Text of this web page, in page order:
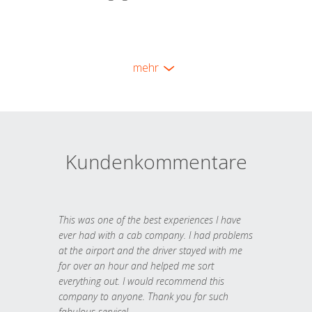
mehr
Kundenkommentare
This was one of the best experiences I have
ever had with a cab company. I had problems
at the airport and the driver stayed with me
for over an hour and helped me sort
everything out. I would recommend this
company to anyone. Thank you for such